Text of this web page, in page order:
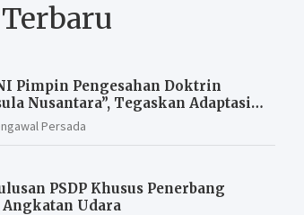
Pimpin Pengesahan Doktrin
Nusantara”, Tegaskan Adaptasi
Modern
Persada
PSDP Khusus Penerbang
Udara